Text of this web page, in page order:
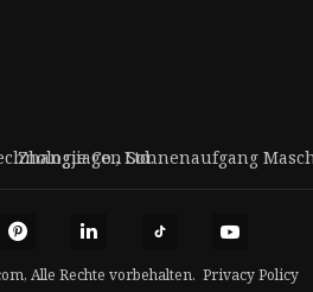
Co., Ltd.
Zhangjiagen Sonnenaufgang
Alle Rechte vorbehalten. Privacy Policy